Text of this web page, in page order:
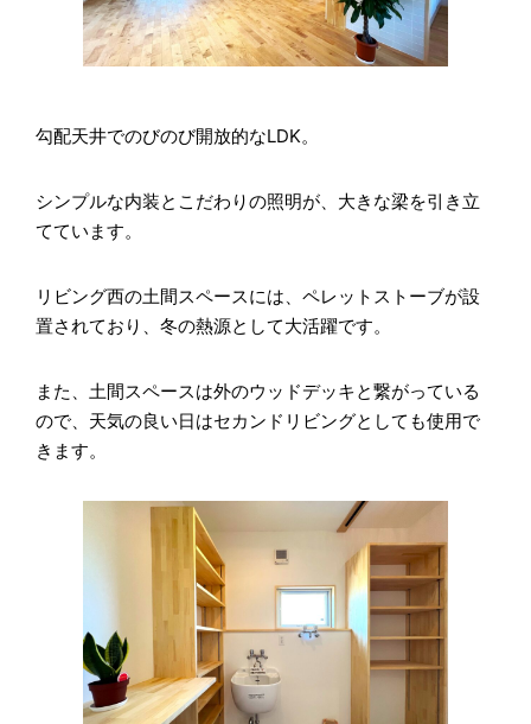
勾配天井でのびのび開放的なLDK。
シンプルな内装とこだわりの照明が、大きな梁を引き立
てています。
リビング西の土間スペースには、ペレットストーブが設
置されており、冬の熱源として大活躍です。
また、土間スペースは外のウッドデッキと繋がっている
ので、天気の良い日はセカンドリビングとしても使用で
きます。